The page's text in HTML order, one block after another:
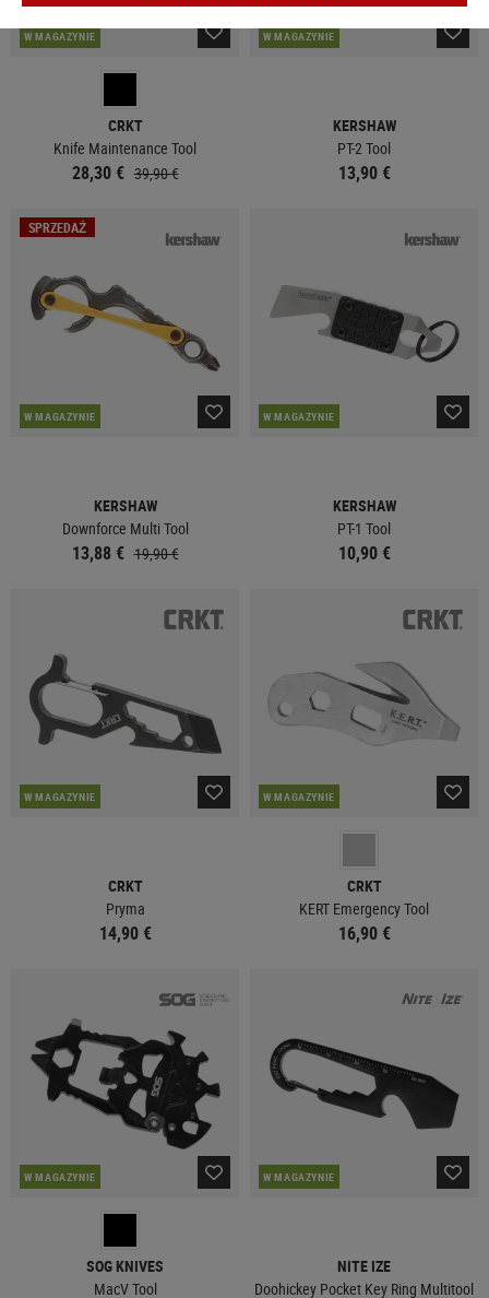
W MAGAZYNIE
CRKT
Knife Maintenance Tool
28,30 € 39,90 €
W MAGAZYNIE
KERSHAW
PT-2 Tool
13,90 €
SPRZEDAŻ
W MAGAZYNIE
KERSHAW
Downforce Multi Tool
13,88 € 19,90 €
W MAGAZYNIE
KERSHAW
PT-1 Tool
10,90 €
W MAGAZYNIE
CRKT
Pryma
14,90 €
W MAGAZYNIE
CRKT
KERT Emergency Tool
16,90 €
W MAGAZYNIE
SOG KNIVES
MacV Tool
W MAGAZYNIE
NITE IZE
Doohickey Pocket Key Ring Multitool